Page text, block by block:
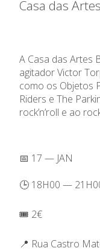
Casa das
A Casa das Artes
agitador Victor
como os Objetos
Riders e The
rock’n’roll e ao
📅 17 — JAN
🕒 18H00 —
🎟️ 2€
📍 Rua Castro